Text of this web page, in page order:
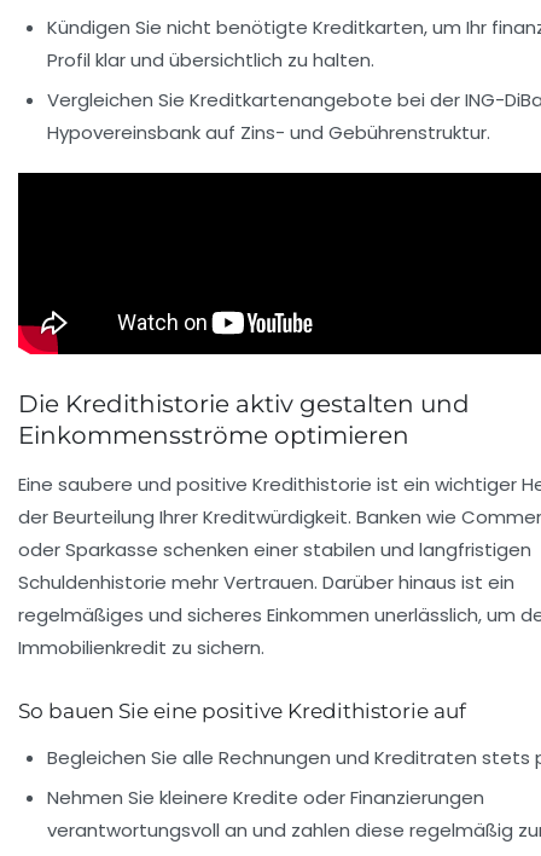
Kündigen Sie nicht benötigte Kreditkarten, um Ihr
Profil klar und übersichtlich zu halten.
Vergleichen Sie Kreditkartenangebote bei der ING-
Hypovereinsbank auf Zins- und Gebührenstruktur.
Die Kredithistorie aktiv gestalten und
Einkommensströme optimieren
Eine saubere und positive Kredithistorie ist ein wichtiger
der Beurteilung Ihrer Kreditwürdigkeit. Banken wie
oder Sparkasse schenken einer stabilen und langfristigen
Schuldenhistorie mehr Vertrauen. Darüber hinaus ist ein
regelmäßiges und sicheres Einkommen unerlässlich, um
Immobilienkredit zu sichern.
So bauen Sie eine positive Kredithistorie auf
Begleichen Sie alle Rechnungen und Kreditraten stets
Nehmen Sie kleinere Kredite oder Finanzierungen
verantwortungsvoll an und zahlen diese regelmäßig